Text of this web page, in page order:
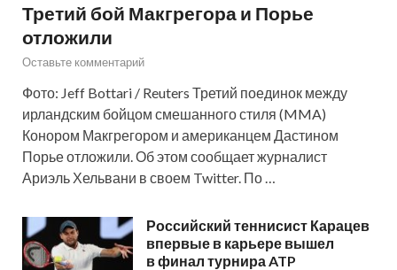
Третий бой Макгрегора и Порье
отложили
Оставьте комментарий
Фото: Jeff Bottari / Reuters Третий поединок между
ирландским бойцом смешанного стиля (MMA)
Конором Макгрегором и американцем Дастином
Порье отложили. Об этом сообщает журналист
Ариэль Хельвани в своем Twitter. По …
Российский теннисист Карацев
впервые в карьере вышел
в финал турнира ATP